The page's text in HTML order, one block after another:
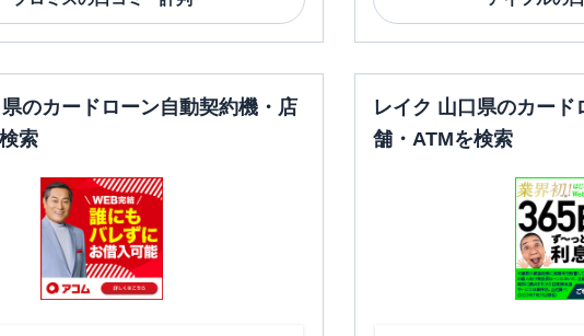
のカードローン自動契約機・店
索
レイク 山口県のカー
舗・ATMを検索